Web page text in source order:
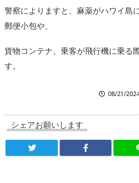
警察によりますと、 麻薬がハワイ島
郵便小包や、
貨物コンテナ、乗客が飛行機に乗る
す。
08/21/
シェアお願いします